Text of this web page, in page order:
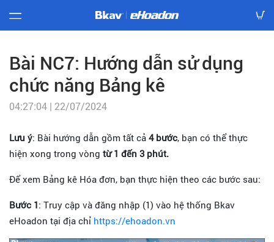
giá
Hướng
bản
hóa
Tải
Bài NC7: Hướng dẫn sử dụng
chức năng Bảng kê
04:27:04 | 22/07/2024
Lưu ý: Bài hướng dẫn gồm tất cả 4 bước, bạn có thể thực
hiện xong trong vòng từ 1 đến 3 phút.
Để xem Bảng kê Hóa đơn, bạn thực hiện theo các bước sau:
Bước 1: Truy cập và đăng nhập (1) vào hệ thống Bkav
eHoadon tại địa chỉ https://ehoadon.vn